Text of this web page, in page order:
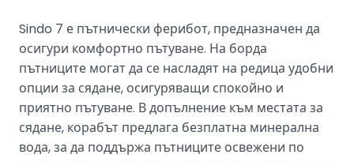
Sindo 7 е пътнически ферибот, предназначен да
осигури комфортно пътуване. На борда
пътниците могат да се насладят на редица удобни
опции за сядане, осигуряващи спокойно и
приятно пътуване. В допълнение към местата за
сядане, корабът предлага безплатна минерална
вода, за да поддържа пътниците освежени по